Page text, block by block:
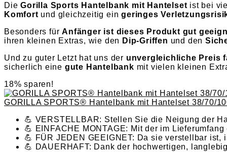
DieGorilla Sports Hantelbank mit Hantelset ist bei
Komfort und gleichzeitig eingeringes
Besonders fürAnfänger ist dieses Produkt gut
ihren kleinen Extras, wie den Dip-Griffen und den
Und zu guter Letzt hat uns der unvergleichliche Preis
sicherlich eine gute Hantelbank mit vielen kleinen
18% sparen!
GORILLA SPORTS® Hantelbank mit Hantelset 38/70/
💪 VERSTELLBAR: Stellen Sie die Neigung der
💪 EINFACHE MONTAGE: Mit der im
💪 FÜR JEDEN GEEIGNET: Da sie verstellbar
💪 DAUERHAFT: Dank der hochwertigen,